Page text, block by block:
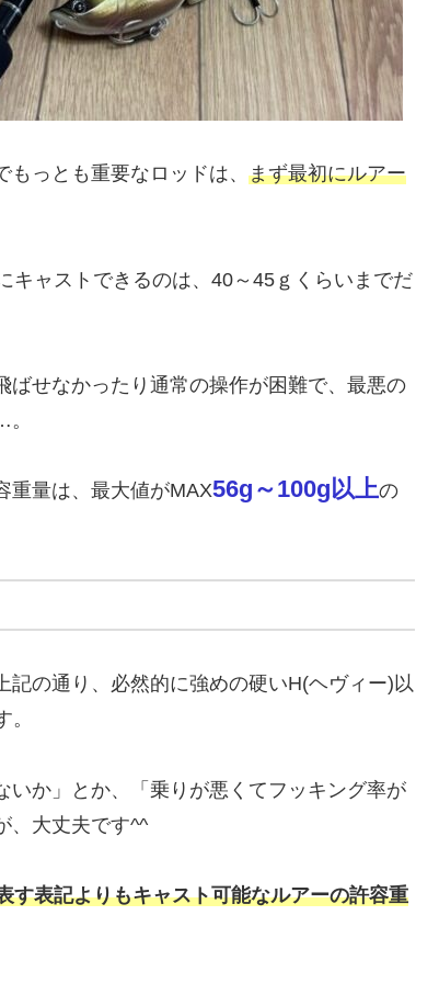
っとも重要なロッドは、 まず最初にルアー
キャストできるのは、40～45ｇくらいまでだ
せなかったり通常の操作が困難で、最悪の
重量は、最大値がMAX56g～100g以上の
の通り、必然的に強めの硬いH(ヘヴィー)以
か」とか、「乗りが悪くてフッキング率が
、大丈夫です^^
す表記よりもキャスト可能なルアーの許容重